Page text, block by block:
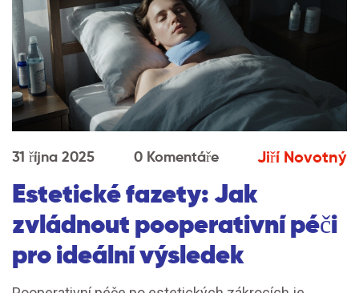
31 října 2025 0 Komentáře Jiří Novotný
Estetické fazety: Jak
zvládnout pooperativní péči
pro ideální výsledek